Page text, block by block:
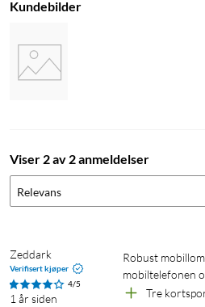
Kundebilder
Viser 2 av 2 anmeldelser
Relevans
Zeddark
Verifisert kjøper
4/5
1 år siden
Robust mobillommebok som holder
mobiltelefonen
Tre